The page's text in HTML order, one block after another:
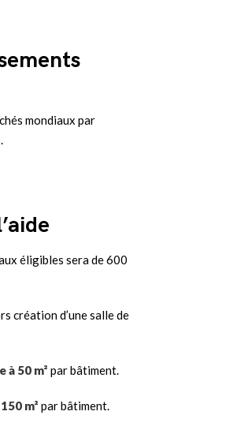
mondiaux par
éligibles sera de 600
création d’une salle de
à 50 m² par bâtiment.
150 m² par bâtiment.